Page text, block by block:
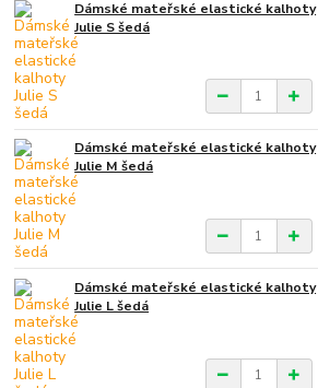
Dámské mateřské elastické kalhoty
Julie S šedá
Dámské mateřské elastické kalhoty
Julie M šedá
Dámské mateřské elastické kalhoty
Julie L šedá